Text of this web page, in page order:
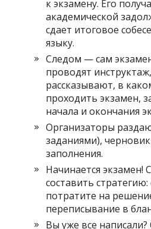
к экзамену. Его
академической
сдает итоговое
языку.
Следом — сам
проводят
рассказывают, в
проходить экзамен,
начала и окончания
Организаторы
заданиями),
заполнения.
Начинается экзамен!
составить
потратите на
переписывание в
Вы уже все